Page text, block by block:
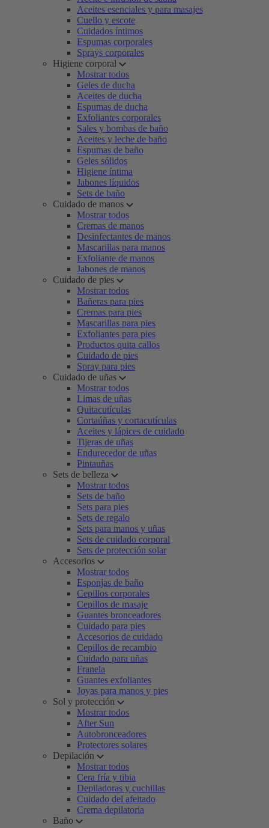
Aceites esenciales y para masajes
Cuello y escote
Cuidados íntimos
Espumas corporales
Sprays corporales
Higiene corporal
Mostrar todos
Geles de ducha
Aceites de ducha
Espumas de ducha
Exfoliantes corporales
Sales y bombas de baño
Aceites y leche de baño
Espumas de baño
Geles sólidos
Higiene íntima
Jabones líquidos
Sets de baño
Cuidado de manos
Mostrar todos
Cremas de manos
Desinfectantes de manos
Mascarillas para manos
Exfoliante de manos
Jabones de manos
Cuidado de pies
Mostrar todos
Bañeras para pies
Cremas para pies
Mascarillas para pies
Exfoliantes para pies
Productos quita callos
Cuidado de pies
Spray para pies
Cuidado de uñas
Mostrar todos
Limas de uñas
Quitacutículas
Cortaúñas y cortacutículas
Aceites y lápices de cuidado
Tijeras de uñas
Endurecedor de uñas
Pintauñas
Sets de belleza
Mostrar todos
Sets de baño
Sets para pies
Sets de regalo
Sets para manos y uñas
Sets de cuidado corporal
Sets de protección solar
Accesorios
Mostrar todos
Esponjas de baño
Cepillos corporales
Cepillos de masaje
Guantes bronceadores
Cuidado para pies
Accesorios de cuidado
Cepillos de recambio
Cuidado para uñas
Franela
Guantes exfoliantes
Joyas para manos y pies
Sol y protección
Mostrar todos
After Sun
Autobronceadores
Protectores solares
Depilación
Mostrar todos
Cera fría y tibia
Depiladoras y cuchillas
Cuidado del afeitado
Crema depilatoria
Baño